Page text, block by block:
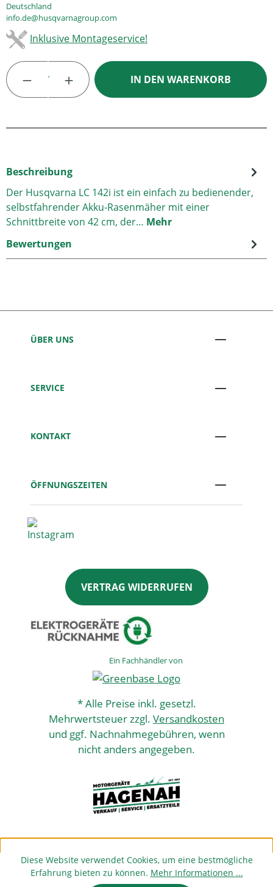
Deutschland
info.de@husqvarnagroup.com
Inklusive Montageservice!
Produkt Anzahl: Gib den gewünschten
IN DEN WARENKORB
Beschreibung
Der Husqvarna LC 142i ist ein einfach zu bedienender,
selbstfahrender Akku-Rasenmäher mit einer
Schnittbreite von 42 cm, der… Mehr
Bewertungen
ÜBER UNS
SERVICE
KONTAKT
ÖFFNUNGSZEITEN
VERTRAG WIDERRUFEN
Ein Fachhändler von
* Alle Preise inkl. gesetzl.
Mehrwertsteuer zzgl. Versandkosten
und ggf. Nachnahmegebühren, wenn
nicht anders angegeben.
Diese Website verwendet Cookies, um eine bestmögliche
Erfahrung bieten zu können. Mehr Informationen ...